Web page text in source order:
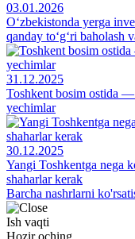
03.01.2026
O‘zbekistonda yerga
qanday to‘g‘ri baholash
31.12.2025
Toshkent bosim ostida
yechimlar
30.12.2025
Yangi Toshkentga nega
shaharlar kerak
Barcha nashrlarni
Ish vaqti